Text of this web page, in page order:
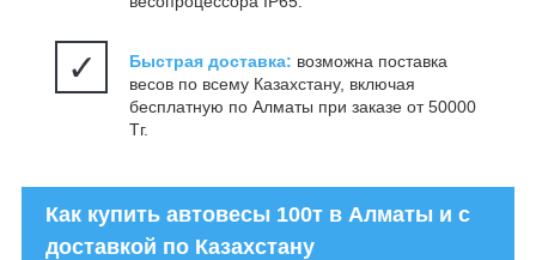
✓ Быстрая доставка: возможна поставка
весов по всему Казахстану, включая
бесплатную по Алматы при заказе от 50000
Тг.
Как купить автовесы 100т в Алматы и с
доставкой по Казахстану